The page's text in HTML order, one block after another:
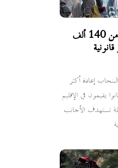
إقليم البنجاب يعيد أكثر من 140 ألف
إعادة أكثر
يقيمون في الإقليم
تستهدف الأجانب